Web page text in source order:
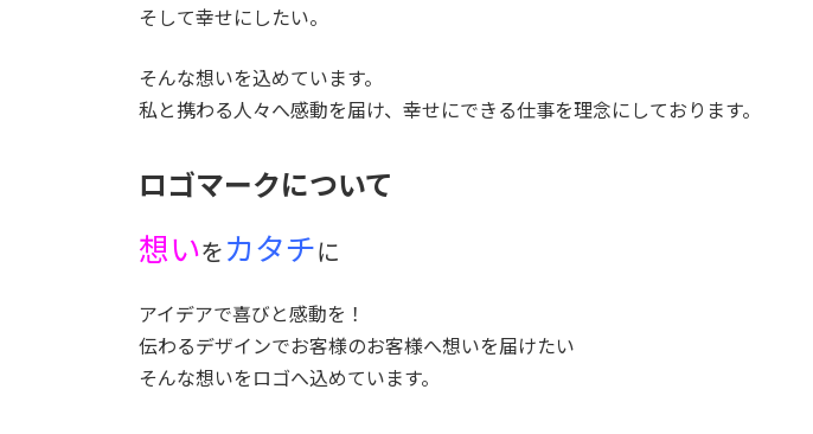
そして幸せにしたい。
そんな想いを込めています。
私と携わる人々へ感動を届け、幸せにできる仕事を理念にしております。
ロゴマークについて
想いをカタチに
アイデアで喜びと感動を！
伝わるデザインでお客様のお客様へ想いを届けたい
そんな想いをロゴへ込めています。